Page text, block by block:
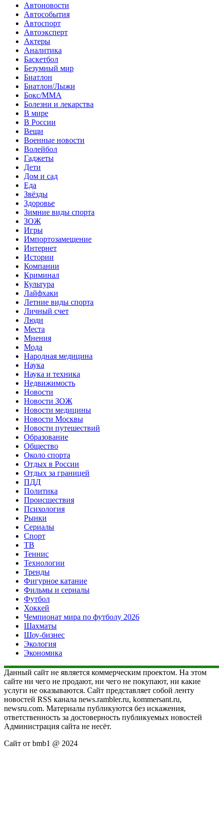
Автоновости
Автособытия
Автоспорт
Автоэксперт
Актеры
Аналитика
Баскетбол
Безумный мир
Биатлон
Биатлон/Лыжи
Бокс/MMA
Болезни и лекарства
В мире
В России
Вещи
Военные новости
Волейбол
Гаджеты
Дети
Дом и сад
Еда
Звёзды
Здоровье
Зимние виды спорта
ЗОЖ
Игры
Импортозамещение
Интернет
Истории
Компании
Криминал
Культура
Лайфхаки
Летние виды спорта
Личный счет
Люди
Места
Мнения
Мода
Народная медицина
Наука
Наука и техника
Недвижимость
Новости
Новости ЗОЖ
Новости медицины
Новости Москвы
Новости путешествий
Образование
Общество
Около спорта
Отдых в России
Отдых за границей
ПДД
Политика
Происшествия
Психология
Рынки
Сериалы
Спорт
ТВ
Теннис
Технологии
Тренды
Фигурное катание
Фильмы и сериалы
Футбол
Хоккей
Чемпионат мира по футболу 2026
Шахматы
Шоу-бизнес
Экология
Экономика
Данный сайт не является коммерческим проектом. На этом
сайте ни чего не продают, ни чего не покупают, ни какие
услуги не оказываются. Сайт представляет собой ленту
новостей RSS канала news.rambler.ru, kommersant.ru,
newsru.com. Материалы публикуются без искажения,
ответственность за достоверность публикуемых новостей
Администрация сайта не несёт.
Сайт от bmb1 @ 2024